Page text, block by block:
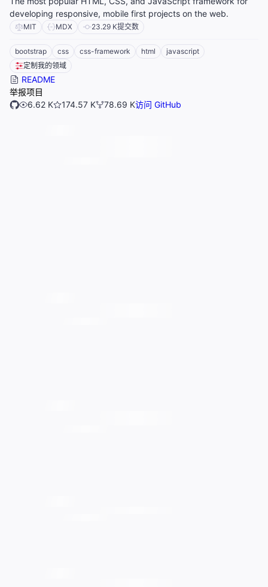
developing responsive, mobile first projects on the web.
MIT MDX 23.29 K提交数
bootstrap css css-framework html
javascript
定制我的领域
README
举报项目
6.62 K
174.57 K 78.69 K访问 GitHub